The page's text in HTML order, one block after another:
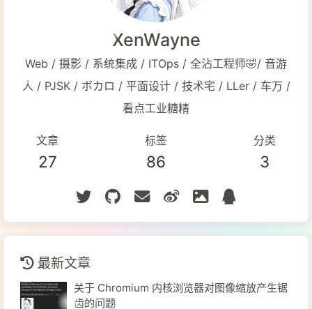
XenWayne
Web / 摄影 / 系统集成 / ITOps / 全沾工程师🤣/ 音游
人 / PJSK / ボカロ / 平面设计 / 技术宅 / LLer / 车万 /
看点工业糖精
文章
27
标签
86
分类
3
最新文章
关于 Chromium 内核浏览器对图像缩放产生锯
齿的问题